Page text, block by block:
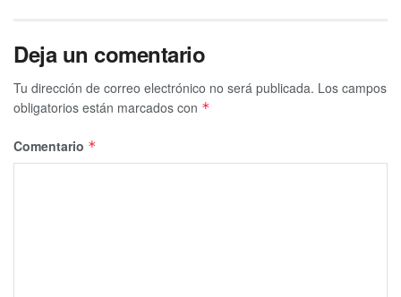
Deja un comentario
Tu dirección de correo electrónico no será publicada. Los campos
obligatorios están marcados con *
Comentario *